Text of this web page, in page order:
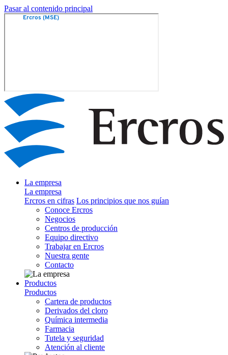
Pasar al contenido principal
La empresa
La empresa
Ercros en cifras Los principios que nos guían
Conoce Ercros
Negocios
Centros de producción
Equipo directivo
Trabajar en Ercros
Nuestra gente
Contacto
Productos
Productos
Cartera de productos
Derivados del cloro
Química intermedia
Farmacia
Tutela y seguridad
Atención al cliente